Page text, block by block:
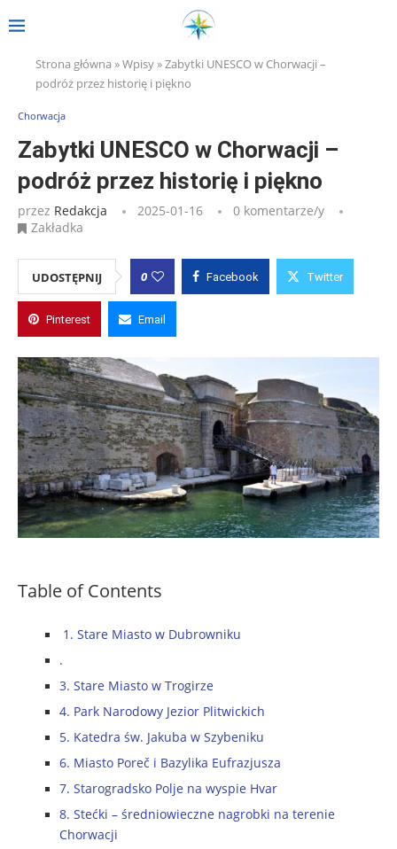
Strona główna »Wpisy»Zabytki UNESCO w Chorwacji –
podróż przez historię i piękno
Chorwacja
Zabytki UNESCO w Chorwacji –
podróż przez historię i piękno
przez Redakcja 2025-01-16
0 komentarze/y
Zakładka
UDOSTĘPNIJ 0 Facebook Twitter
Pinterest Email
Table of Contents
1. Stare Miasto w Dubrowniku
.
3. Stare Miasto w Trogirze
4. Park Narodowy Jezior Plitwickich
5. Katedra św. Jakuba w Szybeniku
6. Miasto Poreč i Bazylika Eufrazjusza
7. Starogradsko Polje na wyspie Hvar
8. Stećki – średniowieczne nagrobki na terenie
Chorwacji